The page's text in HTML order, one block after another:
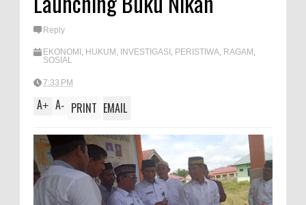
Reply
EKONOMI , HUKUM , INVESTIGASI , PERISTIWA, RAGAM ,
SOSIAL
7:33 PM
A+ A- PRINT EMAIL